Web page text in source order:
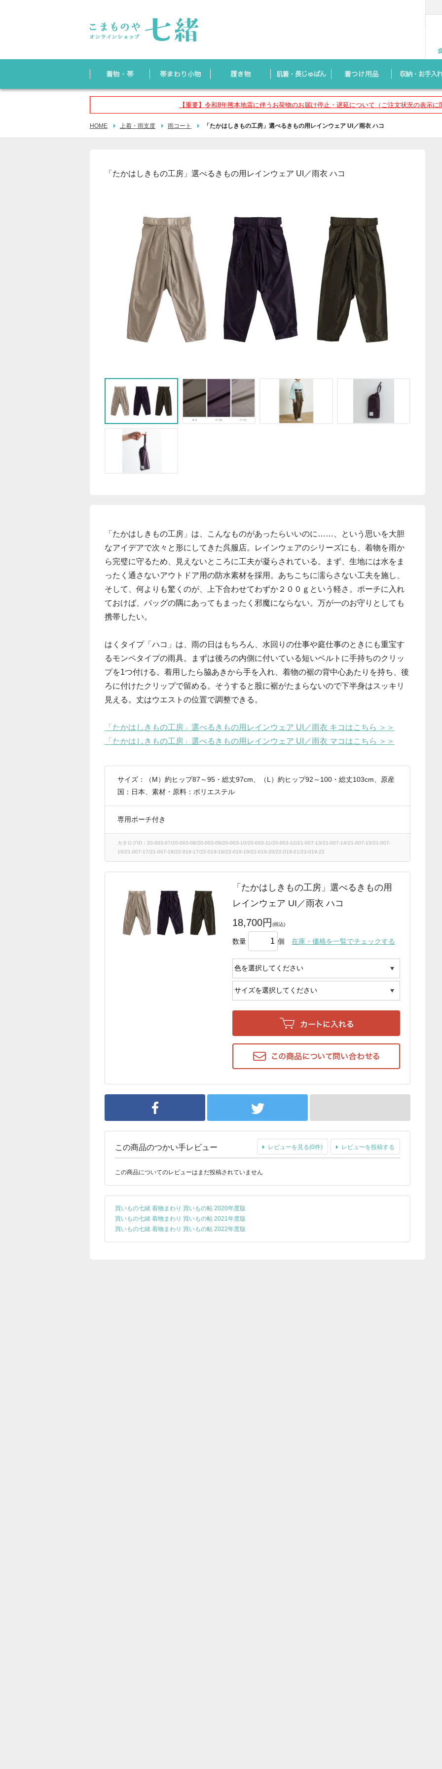
【重要】令和8年熊本地震に伴うお荷物のお届け停止・遅延について（ご注文状況の表示に
HOME 上着・雨支度 雨コート 「たかはしきもの工房」選べるきもの用レインウェア UI／雨衣 ハコ
「たかはしきもの工房」選べるきもの用レインウェア UI／雨衣 ハコ
「たかはしきもの工房」は、こんなものがあったらいいのに……、という思いを大胆
なアイデアで次々と形にしてきた呉服店。レインウェアのシリーズにも、着物を雨か
ら完璧に守るため、見えないところに工夫が凝らされている。まず、生地には水をま
ったく通さないアウトドア用の防水素材を採用。あちこちに濡らさない工夫を施し、
そして、何よりも驚くのが、上下合わせてわずか２００ｇという軽さ。ポーチに入れ
ておけば、バッグの隅にあってもまったく邪魔にならない。万が一のお守りとしても
携帯したい。
はくタイプ「ハコ」は、雨の日はもちろん、水回りの仕事や庭仕事のときにも重宝す
るモンペタイプの雨具。まずは後ろの内側に付いている短いベルトに手持ちのクリッ
プを1つ付ける。着用したら脇あきから手を入れ、着物の裾の背中心あたりを持ち、後
ろに付けたクリップで留める。そうすると股に裾がたまらないので下半身はスッキリ
見える。丈はウエストの位置で調整できる。
「たかはしきもの工房」選べるきもの用レインウェア UI／雨衣 キコはこちら ＞＞
「たかはしきもの工房」選べるきもの用レインウェア UI／雨衣 マコはこちら ＞＞
サイズ：（M）約ヒップ87～95・総丈97cm、（L）約ヒップ92～100・総丈103cm、原産
国：日本、素材・原料：ポリエステル
専用ポーチ付き
カタログID：20-003-07/20-003-08/20-003-09/20-003-10/20-003-11/20-003-12/21-007-13/21-007-14/21-007-15/21-007-
16/21-007-17/21-007-18/22-019-17/22-019-18/22-019-19/22-019-20/22-019-21/22-019-22
「たかはしきもの工房」選べるきもの用
レインウェア UI／雨衣 ハコ
18,700円
数量 個 在庫・価格を一覧でチェックする
この商品のつかい手レビュー レビューを見る(0件) レビューを投稿する
この商品についてのレビューはまだ投稿されていません
買いもの七緒 着物まわり 買いもの帖 2020年度版
買いもの七緒 着物まわり 買いもの帖 2021年度版
買いもの七緒 着物まわり 買いもの帖 2022年度版